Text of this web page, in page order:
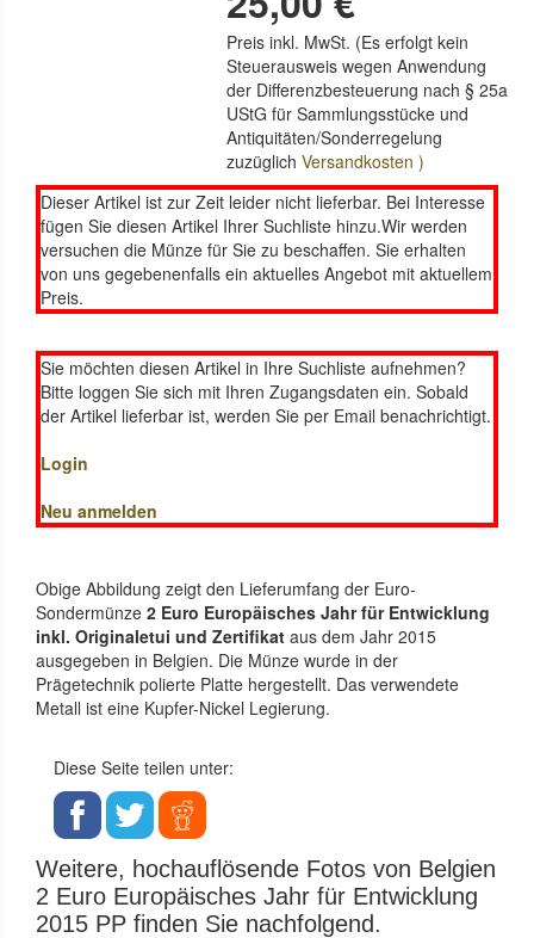
Preis inkl. MwSt. (Es erfolgt kein
Steuerausweis wegen Anwendung
der Differenzbesteuerung nach § 25a
UStG für Sammlungsstücke und
Antiquitäten/Sonderregelung
zuzüglichVersandkosten )
Dieser Artikel ist zur Zeit leider nicht lieferbar. Bei Interesse
fügen Sie diesen Artikel Ihrer Suchliste hinzu.Wir werden
versuchen die Münze für Sie zu beschaffen. Sie erhalten
von uns gegebenenfalls ein aktuelles Angebot mit aktuellem
Preis.
Sie möchten diesen Artikel in Ihre Suchliste aufnehmen?
Bitte loggen Sie sich mit Ihren Zugangsdaten ein. Sobald
der Artikel lieferbar ist, werden Sie per Email benachrichtigt.
Login
Neu anmelden
Obige Abbildung zeigt den Lieferumfang der Euro-
Sondermünze 2 Euro Europäisches Jahr für Entwicklung
inkl. Originaletui und Zertifikat aus dem Jahr 2015
ausgegeben in Belgien. Die Münze wurde in der
Prägetechnik polierte Platte hergestellt. Das verwendete
Metall ist eine Kupfer-Nickel Legierung.
Diese Seite teilen unter:
Weitere, hochauflösende Fotos von Belgien
2 Euro Europäisches Jahr für Entwicklung
2015 PP finden Sie nachfolgend.